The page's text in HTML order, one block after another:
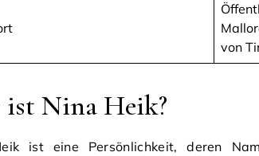
von
ist Nina Heik?
ist eine Persönlichkeit, deren